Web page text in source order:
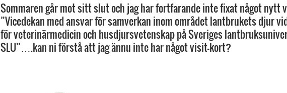
Sommaren går mot sitt slut och jag har fortfarande inte fixat något nytt
”Vicedekan med ansvar för samverkan inom området lantbrukets djur
för veterinärmedicin och husdjursvetenskap på Sveriges
SLU”….kan ni förstå att jag ännu inte har något visit-kort?